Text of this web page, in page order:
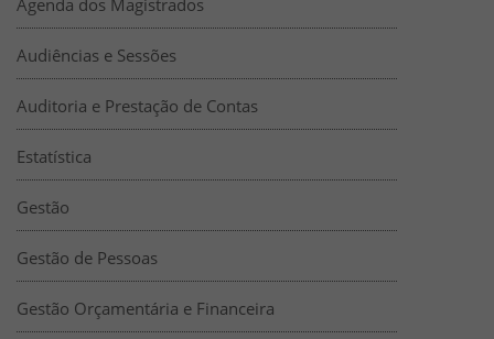
Agenda dos Magistrados
Audiências e Sessões
Auditoria e Prestação de Contas
Estatística
Gestão
Gestão de Pessoas
Gestão Orçamentária e Financeira